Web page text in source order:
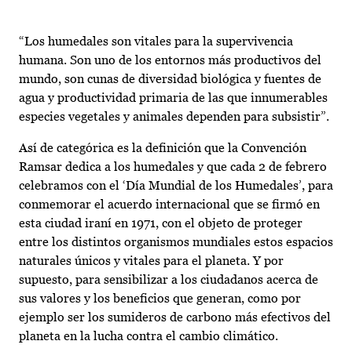
“Los humedales son vitales para la supervivencia
humana. Son uno de los entornos más productivos del
mundo, son cunas de diversidad biológica y fuentes de
agua y productividad primaria de las que innumerables
especies vegetales y animales dependen para subsistir”.
Así de categórica es la definición que la Convención
Ramsar dedica a los humedales y que cada 2 de febrero
celebramos con el ‘Día Mundial de los Humedales’, para
conmemorar el acuerdo internacional que se firmó en
esta ciudad iraní en 1971, con el objeto de proteger
entre los distintos organismos mundiales estos espacios
naturales únicos y vitales para el planeta. Y por
supuesto, para sensibilizar a los ciudadanos acerca de
sus valores y los beneficios que generan, como por
ejemplo ser los sumideros de carbono más efectivos del
planeta en la lucha contra el cambio climático.